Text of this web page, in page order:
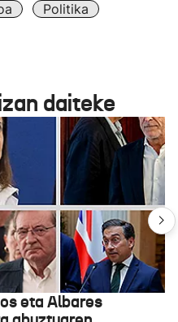
Politika
daiteke
eta Albares